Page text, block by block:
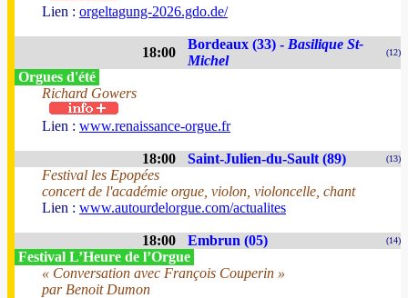
Lien : orgeltagung-2026.gdo.de/
18:00
Bordeaux (33) - Basilique St-
Michel
(12)
Orgues d'été
Richard Gowers
Lien : www.renaissance-orgue.fr
18:00 Saint-Julien-du-Sault (89) (13)
Festival les Epopées
concert de l'académie orgue, violon, violoncelle, chant
Lien : www.autourdelorgue.com/actualites
18:00 Embrun (05) (14)
Festival L’Heure de l’Orgue
« Conversation avec François Couperin »
par Benoit Dumon